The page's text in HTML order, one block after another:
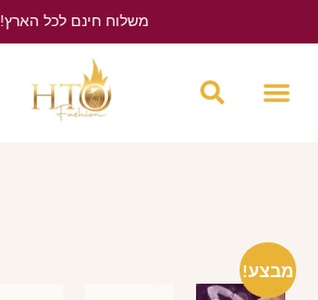
משלוח חינם לכל הארץ!
מבצע!